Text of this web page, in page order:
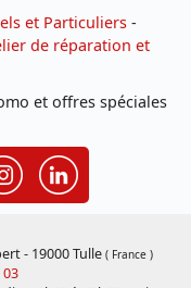
et Particuliers -
de réparation et
et offres spéciales
- 19000 Tulle ( France )
03